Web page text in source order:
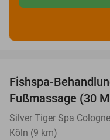
Fishspa-
Fußmassage (30
Silver Tiger Spa Cologne
Köln (9 km)